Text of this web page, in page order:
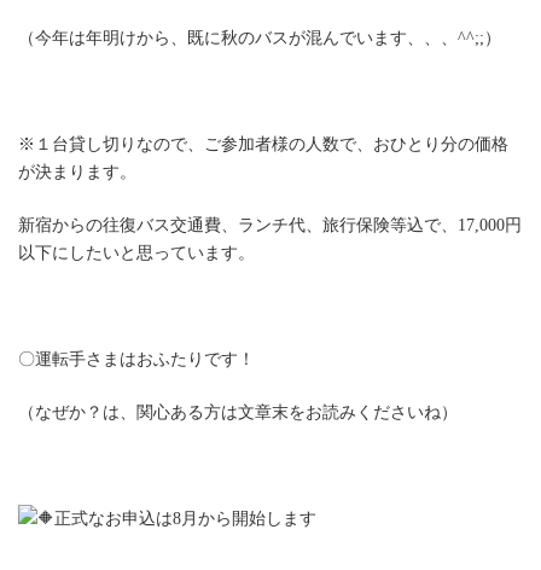
（今年は年明けから、既に秋のバスが混んでいます、、、^^;;）ㅤ
※１台貸し切りなので、ご参加者様の人数で、おひとり分の価格
が決まります。ㅤ
新宿からの往復バス交通費、ランチ代、旅行保険等込で、17,000円
以下にしたいと思っています。ㅤ
〇運転手さまはおふたりです！
（なぜか？は、関心ある方は文章末をお読みくださいね）ㅤ
正式なお申込は8月から開始しますㅤ